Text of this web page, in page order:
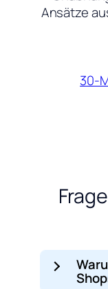
Ansätze
30-